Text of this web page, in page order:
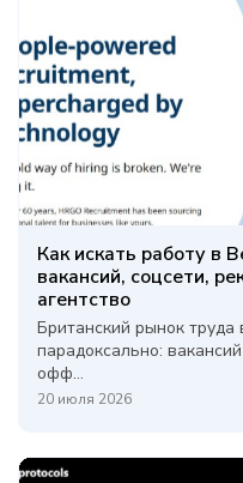
Как искать работу в
вакансий, соцсети,
агентство
Британский рынок труда
парадоксально:
офф...
20 июля 2026